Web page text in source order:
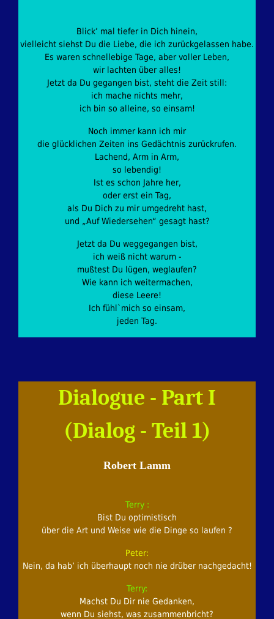
Blick’ mal tiefer in Dich hinein,
vielleicht siehst Du die Liebe, die ich zurückgelassen habe.
Es waren schnellebige Tage, aber voller Leben,
wir lachten über alles!
Jetzt da Du gegangen bist, steht die Zeit still:
ich mache nichts mehr,
ich bin so alleine, so einsam!
Noch immer kann ich mir
die glücklichen Zeiten ins Gedächtnis zurückrufen.
Lachend, Arm in Arm,
so lebendig!
Ist es schon Jahre her,
oder erst ein Tag,
als Du Dich zu mir umgedreht hast,
und „Auf Wiedersehen“ gesagt hast?
Jetzt da Du weggegangen bist,
ich weiß nicht warum -
mußtest Du lügen, weglaufen?
Wie kann ich weitermachen,
diese Leere!
Ich fühl`mich so einsam,
jeden Tag.
Dialogue - Part I
(Dialog - Teil 1)
Robert Lamm
Terry :
Bist Du optimistisch
über die Art und Weise wie die Dinge so laufen ?
Peter:
Nein, da hab’ ich überhaupt noch nie drüber nachgedacht!
Terry:
Machst Du Dir nie Gedanken,
wenn Du siehst, was zusammenbricht?